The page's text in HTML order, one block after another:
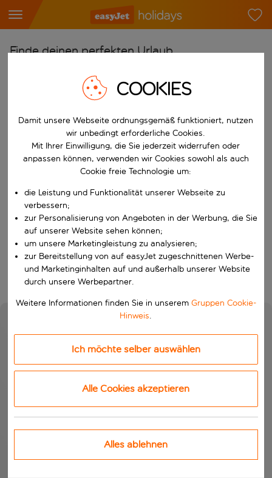
Finde deinen perfekten Urlaub
Beginne mit der Eingabe für die automatische
Flughafen wählen
Beginne mit der Eingabe für die automatische
Reiseziel wählen
Nach
Wähle ein Ab- und Rückflugdatum aus.
Reisezeitraum wählen
Wann
Wer
Suchen
COOKIES
Damit unsere Webseite ordnungsgemäß funktioniert, nutzen
wir unbedingt erforderliche Cookies.
Mit Ihrer Einwilligung, die Sie jederzeit widerrufen oder
anpassen können, verwenden wir Cookies sowohl als auch
Cookie freie Technologie um:
die Leistung und Funktionalität unserer Webseite zu
verbessern;
zur Personalisierung von Angeboten in der Werbung, die Sie
auf unserer Website sehen können;
um unsere Marketingleistung zu analysieren;
zur Bereitstellung von auf easyJet zugeschnittenen Werbe-
und Marketinginhalten auf und außerhalb unserer Website
durch unsere Werbepartner.
Weitere Informationen finden Sie in unserem Gruppen Cookie-
Hinweis.
Ich möchte selber auswählen
Alle Cookies akzeptieren
Alles ablehnen